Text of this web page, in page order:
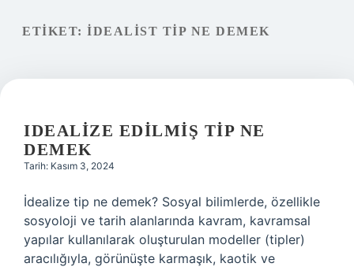
ETIKET: İDEALIST TIP NE DEMEK
IDEALIZE EDILMIŞ TIP NE
DEMEK
Tarih: Kasım 3, 2024
İdealize tip ne demek? Sosyal bilimlerde, özellikle
sosyoloji ve tarih alanlarında kavram, kavramsal
yapılar kullanılarak oluşturulan modeller (tipler)
aracılığıyla, görünüşte karmaşık, kaotik ve